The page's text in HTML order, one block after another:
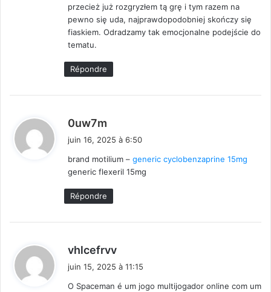
przecież już rozgryzłem tą grę i tym razem na
pewno się uda, najprawdopodobniej skończy się
fiaskiem. Odradzamy tak emocjonalne podejście do
tematu.
Répondre
0uw7m
i
:
juin 16, 2025 à 6:50
brand motilium – generic cyclobenzaprine 15mg
generic flexeril 15mg
Répondre
vhlcefrvv
juin 15, 2025 à 11:15
O Spaceman é um jogo multijogador online com um